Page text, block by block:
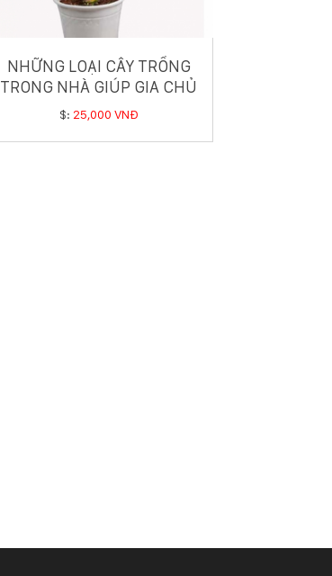
NHỮNG LOẠI CÂY TRỒNG
TRONG NHÀ GIÚP GIA CHỦ
HÚT TÀI LỘC
$: 25,000 VNĐ